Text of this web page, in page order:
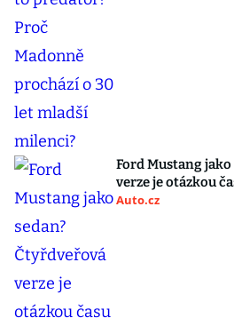
Ford Mustang
verze je otázkou
Auto.cz